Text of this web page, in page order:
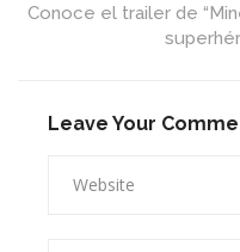
Conoce el trailer de
Leave Your